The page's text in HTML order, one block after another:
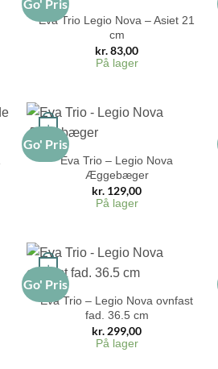
Go' Pris
Eva Trio Legio Nova – Asiet 21
cm
kr.83,00
På lager
Go' Pris
+
Eva Trio – Legio Nova
Æggebæger
kr. 129,00
På lager
Go' Pris
+
Eva Trio – Legio Nova ovnfast
fad. 36.5 cm
kr. 299,00
På lager